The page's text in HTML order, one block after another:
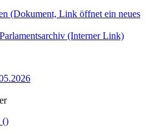
(Dokument, Link öffnet ein neues
(Interner Link)
()